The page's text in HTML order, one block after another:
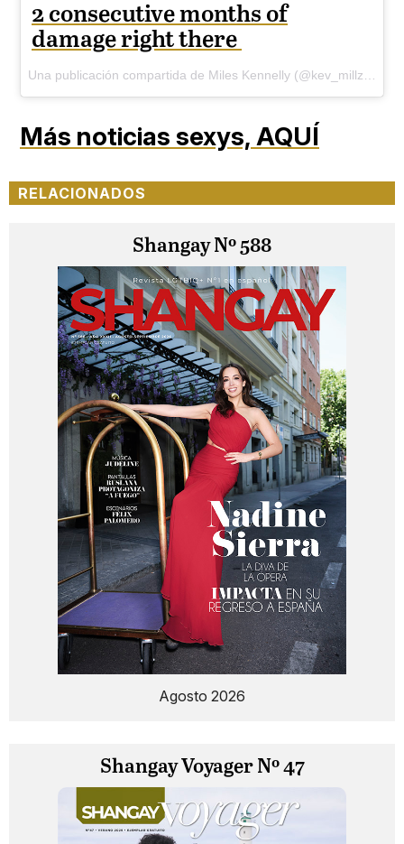
2 consecutive months of
damage right there
Más noticias sexys, AQUÍ
RELACIONADOS
Shangay Nº 588
Agosto 2026
Shangay Voyager Nº 47